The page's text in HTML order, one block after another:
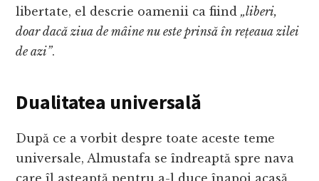
libertate, el descrie oamenii ca fiind„liberi,
doar dacă ziua de mâine nu este prinsă în rețeaua zilei
de azi”.
Dualitatea universală
După ce a vorbit despre toate aceste teme
universale, Almustafa se îndreaptă spre nava